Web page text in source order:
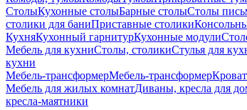
СтолыКухонные столыБарные столыСтолы
столики для баниПриставные столики
КухняКухонный гарнитурКухонные модули
Мебель для кухниСтолы, столикиСтулья для
кухни
Мебель-трансформерМебель-трансформер
Мебель для жилых комнатДиваны, кресла для
кресла-маятники